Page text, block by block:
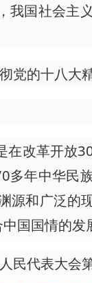
我国社会主
党的十八大
在改革开放
多年中华民
源和广泛的
国国情的发
民代表大会